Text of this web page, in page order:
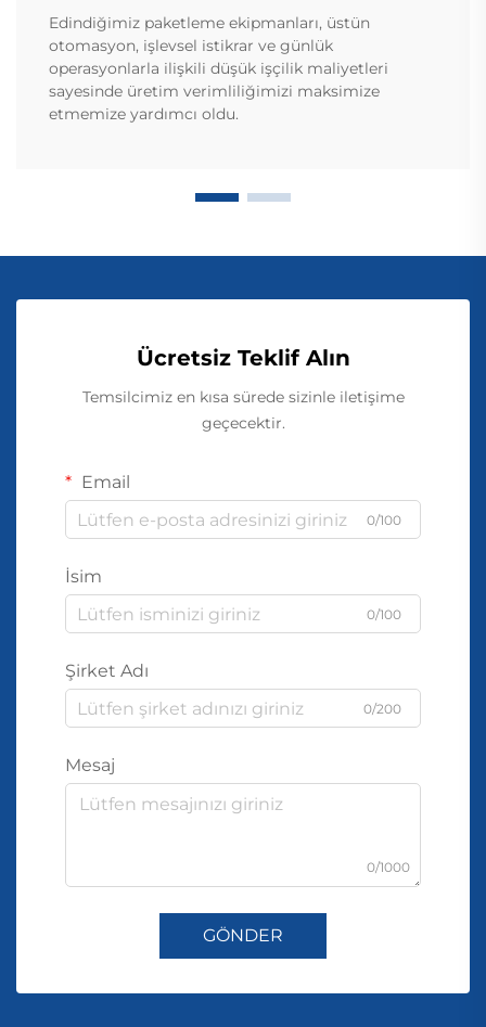
Edindiğimiz paketleme ekipmanları, üstün
otomasyon, işlevsel istikrar ve günlük
operasyonlarla ilişkili düşük işçilik maliyetleri
sayesinde üretim verimliliğimizi maksimize
etmemize yardımcı oldu.
Ücretsiz Teklif Alın
Temsilcimiz en kısa sürede sizinle iletişime
geçecektir.
Email
0/100
İsim
0/100
Şirket Adı
0/200
Mesaj
0/1000
GÖNDER